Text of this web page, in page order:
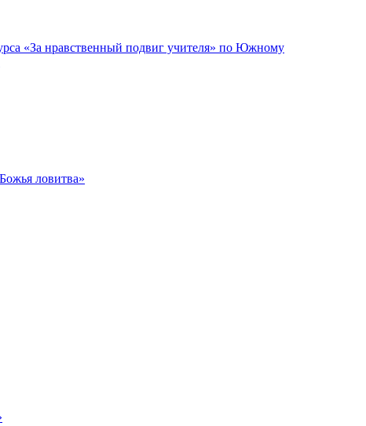
«За нравственный подвиг учителя» по Южному
ловитва»